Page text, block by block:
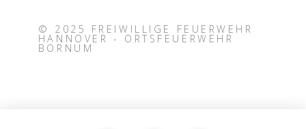
© 2025 FREIWILLIGE FEUERWEHR
HANNOVER - ORTSFEUERWEHR
BORNUM